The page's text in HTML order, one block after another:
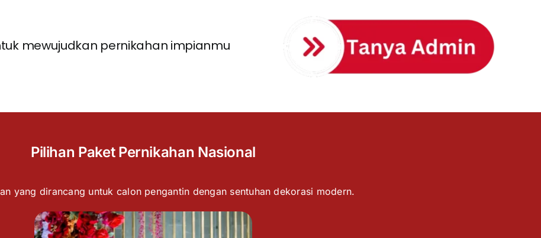
mewujudkan pernikahan impianmu
Pilihan Paket Pernikahan Nasional
yang dirancang untuk calon pengantin dengan sentuhan dekorasi modern.